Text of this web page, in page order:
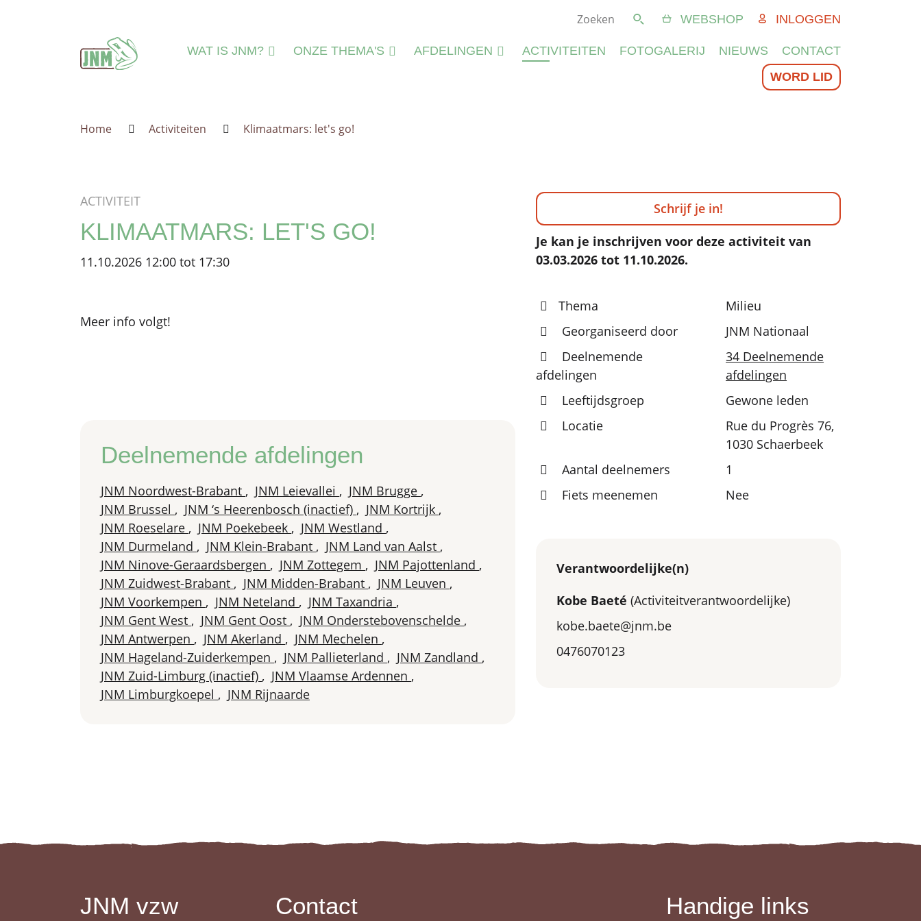
Terug naar de homepage
Zoeken
WAT IS JNM?
JNM'ER WORDEN
JNM STEUNEN
ONZE THEMA'S AFDELINGEN ACTIVITEITEN FOTOGALERIJ NIEUWS
CONTACT
WORD LID
WEBSHOP INLOGGEN
Home Activiteiten Klimaatmars: let's go!
ACTIVITEIT
KLIMAATMARS: LET'S GO!
11.10.2026 12:00 tot 17:30
Meer info volgt!
Deelnemende afdelingen
JNM Noordwest-Brabant , JNM Leievallei , JNM Brugge ,
JNM Brussel , JNM ‘s Heerenbosch (inactief) , JNM Kortrijk ,
JNM Roeselare , JNM Poekebeek , JNM Westland ,
JNM Durmeland , JNM Klein-Brabant , JNM Land van Aalst ,
JNM Ninove-Geraardsbergen , JNM Zottegem , JNM Pajottenland ,
JNM Zuidwest-Brabant , JNM Midden-Brabant , JNM Leuven ,
JNM Voorkempen , JNM Neteland , JNM Taxandria ,
JNM Gent West , JNM Gent Oost , JNM Onderstebovenschelde ,
JNM Antwerpen , JNM Akerland , JNM Mechelen ,
JNM Hageland-Zuiderkempen , JNM Pallieterland , JNM Zandland ,
JNM Zuid-Limburg (inactief) , JNM Vlaamse Ardennen ,
JNM Limburgkoepel , JNM Rijnaarde
Schrijf je in!
Je kan je inschrijven voor deze activiteit van
03.03.2026 tot 11.10.2026.
Thema
Milieu
Georganiseerd door
JNM Nationaal
Deelnemende
afdelingen
34 Deelnemende
afdelingen
Leeftijdsgroep
Gewone leden
Locatie
Rue du Progrès 76,
1030 Schaerbeek
Aantal deelnemers
1
Fiets meenemen
Nee
Verantwoordelijke(n)
Kobe Baeté (Activiteitverantwoordelijke)
kobe.baete@jnm.be
0476070123
JNM vzw Contact Handige links